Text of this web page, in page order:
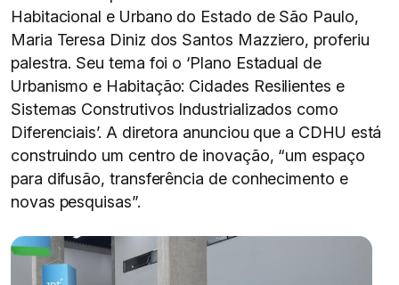
Habitacional e Urbano do Estado de São Paulo,
Maria Teresa Diniz dos Santos Mazziero, proferiu
palestra. Seu tema foi o ‘Plano Estadual de
Urbanismo e Habitação: Cidades Resilientes e
Sistemas Construtivos Industrializados como
Diferenciais’. A diretora anunciou que a CDHU está
construindo um centro de inovação, “um espaço
para difusão, transferência de conhecimento e
novas pesquisas”.